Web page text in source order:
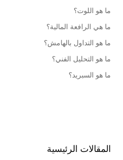
ما هو اللوت؟
ما هي الرافعة المالية؟
ما هو التداول بالهامش؟
ما هو التحليل الفني؟
ما هو السبريد؟
المقالات الرئيسية